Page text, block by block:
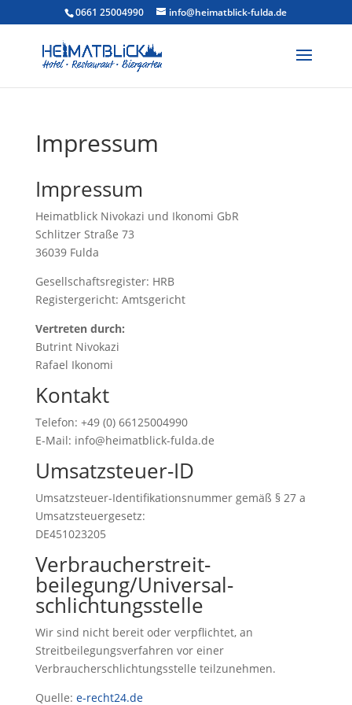
0661 25004990 info@heimatblick-fulda.de
Impressum
Impressum
Heimatblick Nivokazi und Ikonomi GbR
Schlitzer Straße 73
36039 Fulda
Gesellschaftsregister: HRB
Registergericht: Amtsgericht
Vertreten durch:
Butrint Nivokazi
Rafael Ikonomi
Kontakt
Telefon: +49 (0) 66125004990
E-Mail: info@heimatblick-fulda.de
Umsatzsteuer-ID
Umsatzsteuer-Identifikationsnummer gemäß § 27 a
Umsatzsteuergesetz:
DE451023205
Verbraucher­streit­
beilegung/Universal­
schlichtungs­stelle
Wir sind nicht bereit oder verpflichtet, an
Streitbeilegungsverfahren vor einer
Verbraucherschlichtungsstelle teilzunehmen.
Quelle: e-recht24.de